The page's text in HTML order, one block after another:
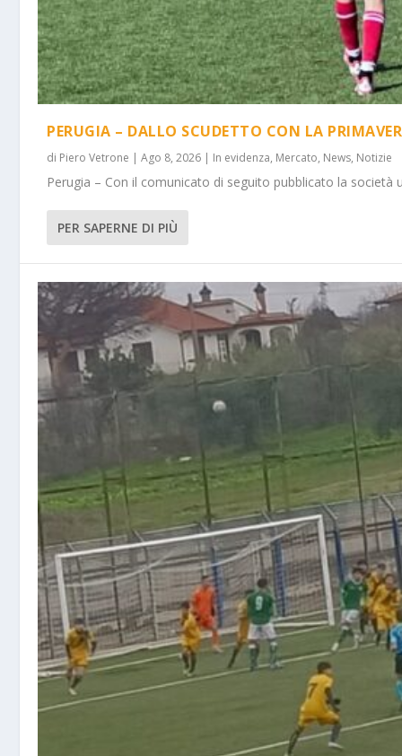
PERUGIA – DALLO SCUDETTO CON LA
di Piero Vetrone |Ago 8, 2026 | In evidenza, Mercato, News, Notizie
Perugia – Con il comunicato di seguito pubblicato la società
PER SAPERNE DI PIÙ